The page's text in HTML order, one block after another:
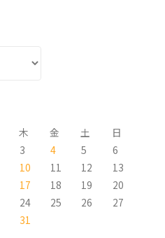
木 金 土
日
3 4 5
6
10 11 12
13
17 18 19
20
24 25 26
27
31